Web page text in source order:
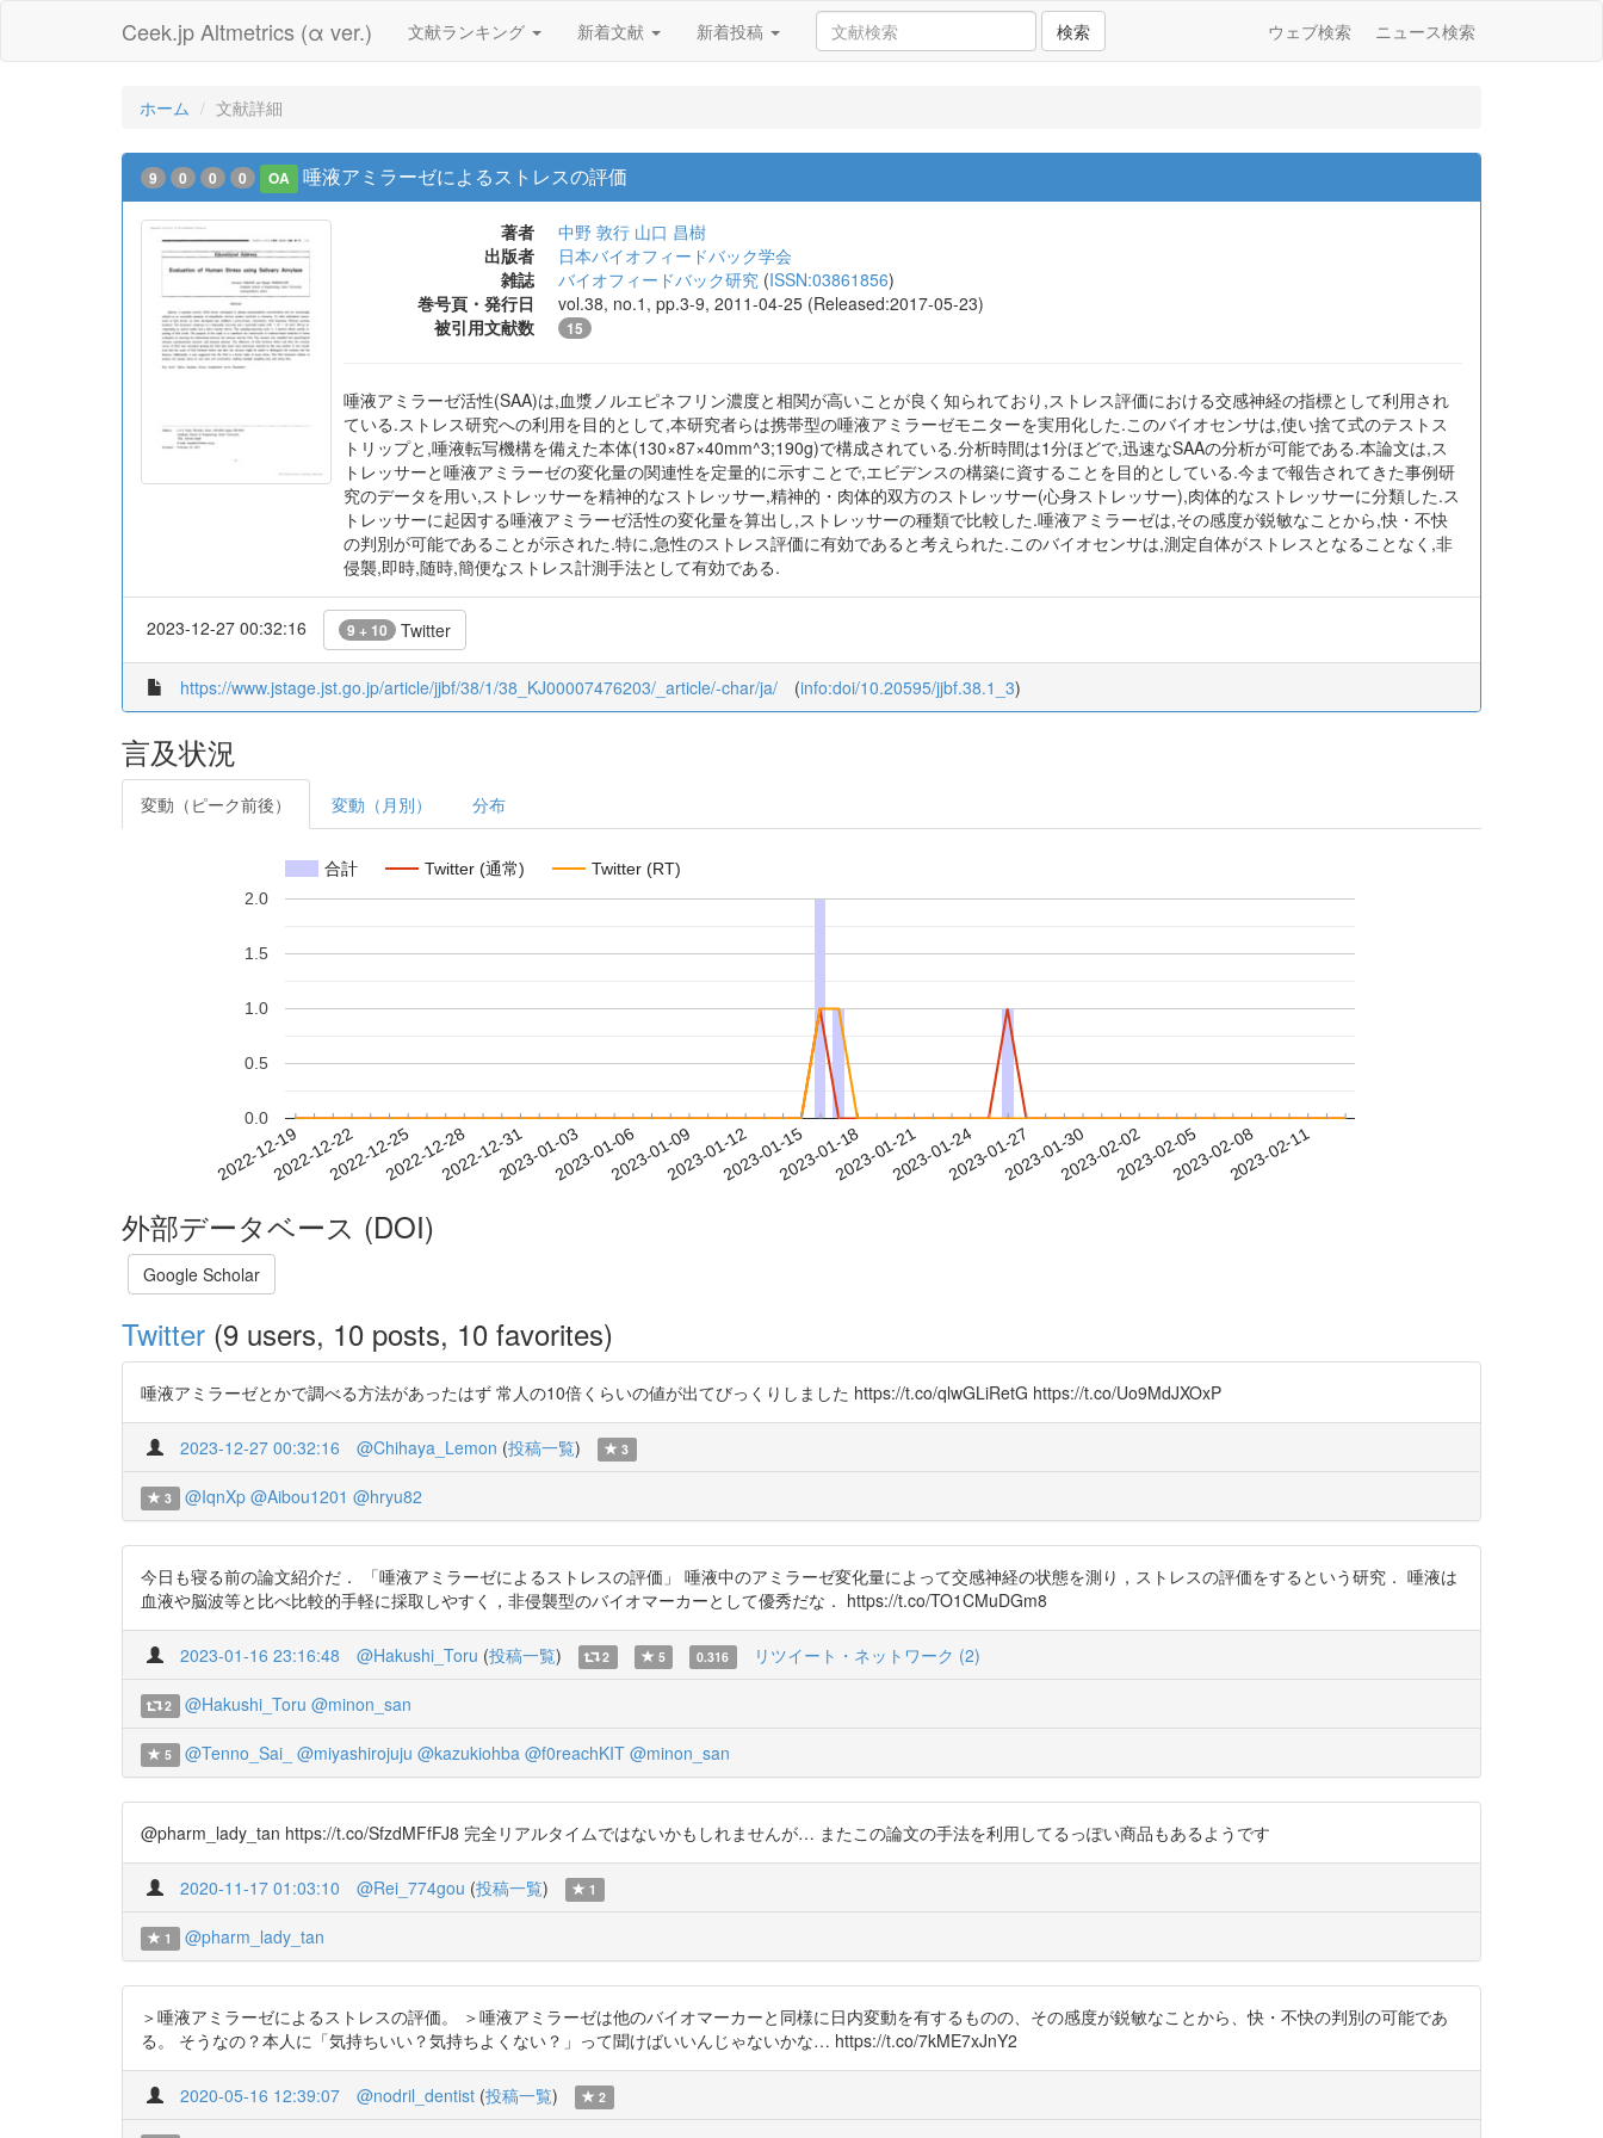
Ceek.jp Altmetrics (α ver.) 文献ランキング 新着文献 新着投稿 検索 ウェブ検索 ニュース検索
ホーム 文献詳細
9 0 0 0 OA 唾液アミラーゼによるストレスの評価
著者 中野 敦行 山口 昌樹
出版者
日本バイオフィードバック学会
雑誌
バイオフィードバック研究 (ISSN:03861856)
巻号頁・発行日
vol.38, no.1, pp.3-9, 2011-04-25 (Released:2017-05-23)
被引用文献数
15
唾液アミラーゼ活性(SAA)は,血漿ノルエピネフリン濃度と相関が高いことが良く知られており,ストレス評価における交感神経の指標として利用され
ている.ストレス研究への利用を目的として,本研究者らは携帯型の唾液アミラーゼモニターを実用化した.このバイオセンサは,使い捨て式のテストス
トリップと,唾液転写機構を備えた本体(130×87×40mm^3;190g)で構成されている.分析時間は1分ほどで,迅速なSAAの分析が可能である.本論文は,ス
トレッサーと唾液アミラーゼの変化量の関連性を定量的に示すことで,エビデンスの構築に資することを目的としている.今まで報告されてきた事例研
究のデータを用い,ストレッサーを精神的なストレッサー,精神的・肉体的双方のストレッサー(心身ストレッサー),肉体的なストレッサーに分類した.ス
トレッサーに起因する唾液アミラーゼ活性の変化量を算出し,ストレッサーの種類で比較した.唾液アミラーゼは,その感度が鋭敏なことから,快・不快
の判別が可能であることが示された.特に,急性のストレス評価に有効であると考えられた.このバイオセンサは,測定自体がストレスとなることなく,非
侵襲,即時,随時,簡便なストレス計測手法として有効である.
2023-12-27 00:32:16 9 + 10 Twitter
https://www.jstage.jst.go.jp/article/jjbf/38/1/38_KJ00007476203/_article/-char/ja/ (info:doi/10.20595/jjbf.38.1_3)
言及状況
変動（ピーク前後） 変動（月別） 分布
合計 Twitter (通常) Twitter (RT)
2022-12-192022-12-222022-12-252022-12-282022-12-312023-01-032023-01-062023-01-092023-01-122023-01-152023-01-182023-01-212023-01-242023-01-272023-01-302023-02-022023-02-052023-02-082023-02-11
0.0
0.5
1.0
1.5
2.0
外部データベース (DOI)
Google Scholar
Twitter (9 users, 10 posts, 10 favorites)
唾液アミラーゼとかで調べる方法があったはず 常人の10倍くらいの値が出てびっくりしました https://t.co/qlwGLiRetG https://t.co/Uo9MdJXOxP
2023-12-27 00:32:16 @Chihaya_Lemon (投稿一覧) 3
3 @IqnXp @Aibou1201 @hryu82
今日も寝る前の論文紹介だ． 「唾液アミラーゼによるストレスの評価」 唾液中のアミラーゼ変化量によって交感神経の状態を測り，ストレスの評価をするという研究． 唾液は
血液や脳波等と比べ比較的手軽に採取しやすく，非侵襲型のバイオマーカーとして優秀だな． https://t.co/TO1CMuDGm8
2023-01-16 23:16:48 @Hakushi_Toru (投稿一覧) 2 5 0.316 リツイート・ネットワーク (2)
2 @Hakushi_Toru @minon_san
5 @Tenno_Sai_ @miyashirojuju @kazukiohba @f0reachKIT @minon_san
@pharm_lady_tan https://t.co/SfzdMFfFJ8 完全リアルタイムではないかもしれませんが… またこの論文の手法を利用してるっぽい商品もあるようです
2020-11-17 01:03:10 @Rei_774gou (投稿一覧) 1
1 @pharm_lady_tan
＞唾液アミラーゼによるストレスの評価。 ＞唾液アミラーゼは他のバイオマーカーと同様に日内変動を有するものの、その感度が鋭敏なことから、快・不快の判別の可能であ
る。 そうなの？本人に「気持ちいい？気持ちよくない？」って聞けばいいんじゃないかな… https://t.co/7kME7xJnY2
2020-05-16 12:39:07 @nodril_dentist (投稿一覧) 2